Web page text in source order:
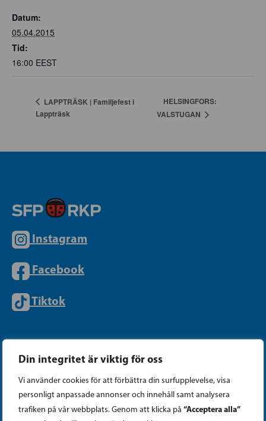
Din integritet är viktig för oss
Vi använder cookies för att förbättra din surfupplevelse, visa
personligt anpassade annonser och innehåll samt analysera
trafiken på vår webbplats. Genom att klicka på “Acceptera alla”
Datum:
05.04.2015
Tid:
16:00 EEST
LAPPTRÄSK | Familjefest i
Lappträsk
HELSINGFORS:
VALSTUGAN
Instagram
Facebook
Tiktok
Telefon (09) 693 070
PB 430, 00101 Helsingfors